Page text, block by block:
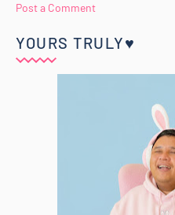
Post a Comment
YOURS TRULY♥